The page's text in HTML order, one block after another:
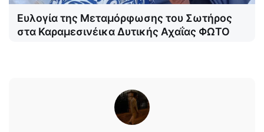
Ευλογία της Μεταμόρφωσης του Σωτήρος
στα Καραμεσινέικα Δυτικής Αχαΐας ΦΩΤΟ